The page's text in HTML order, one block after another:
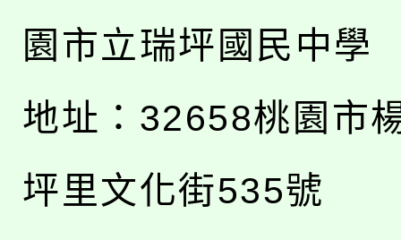
園市立瑞坪國民中學
地址： 32658桃園市
坪里文化街535號